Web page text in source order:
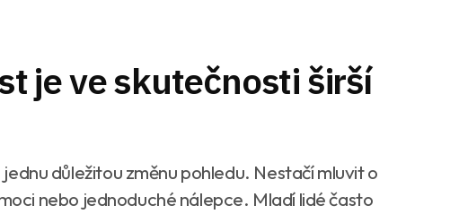
je ve skutečnosti širší
důležitou změnu pohledu. Nestačí mluvit o
nebo jednoduché nálepce. Mladí lidé často